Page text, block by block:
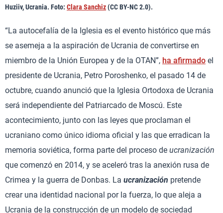
Huziiv, Ucrania. Foto: Clara Sanchiz(CC BY-NC 2.0).
“La autocefalía de la Iglesia es el evento histórico que más
se asemeja a la aspiración de Ucrania de convertirse en
miembro de la Unión Europea y de la OTAN”, ha afirmado el
presidente de Ucrania, Petro Poroshenko, el pasado 14 de
octubre, cuando anunció que la Iglesia Ortodoxa de Ucrania
será independiente del Patriarcado de Moscú. Este
acontecimiento, junto con las leyes que proclaman el
ucraniano como único idioma oficial y las que erradican la
memoria soviética, forma parte del proceso de ucranización
que comenzó en 2014, y se aceleró tras la anexión rusa de
Crimea y la guerra de Donbas. La ucranización pretende
crear una identidad nacional por la fuerza, lo que aleja a
Ucrania de la construcción de un modelo de sociedad